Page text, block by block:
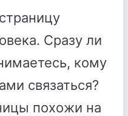
Сразу ли
кому
связаться?
похожи на